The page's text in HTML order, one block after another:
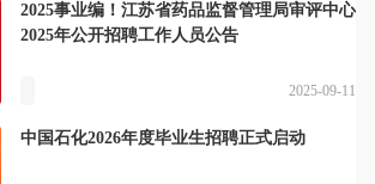
2025事业编！江苏省药品监督管理局审评中心
2025年公开招聘工作人员公告
2025-09-11
中国石化2026年度毕业生招聘正式启动